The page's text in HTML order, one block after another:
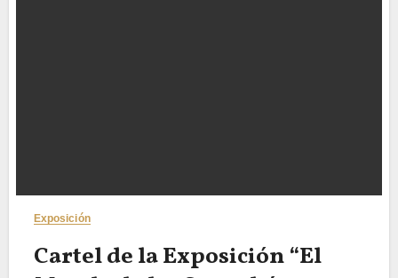
Exposición
Cartel de la Exposición “El